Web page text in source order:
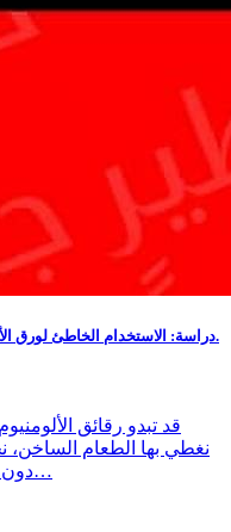
دراسة: الاستخدام الخاطئ لورق الألومنيوم قد يضر الكلى والعظام والجهاز العصبي.
قد تبدو رقائق
نغطي بها الطعام الساخن،
دون تفكير طويل. لكن ما لا يدركه الكثيرون…